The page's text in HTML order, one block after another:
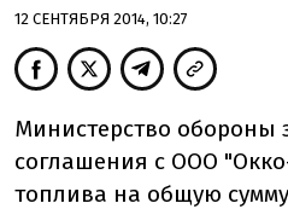
12 СЕНТЯБРЯ 2014, 10:27
Министерство обороны
соглашения с ООО
топлива на общую